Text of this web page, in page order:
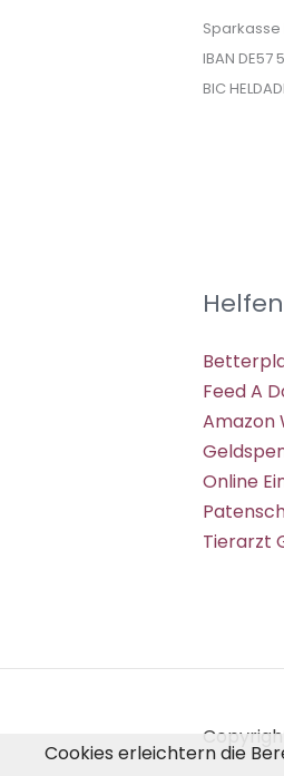
IBAN DE57
BIC
Helfen
Feed A
Amazon
Online
Tierarzt
Cookies erleichtern die